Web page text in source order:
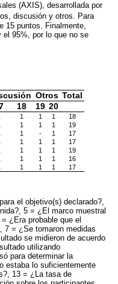
(AXIS), desarrollada por
discusión y otros. Para
15 puntos. Finalmente,
95%, por lo que no se
Otros Total
18 19 20
1 1 1
18
1 1 1
19
1 - 1
17
1 1 1
17
1 1 1
19
1 1 1
16
1 1 1 17
el objetivo(s) declarado?,
5 = ¿El marco muestral
¿Era probable que el
7 = ¿Se tomaron medidas
se midieron de acuerdo
utilizando
para determinar la
estaba lo suficientemente
13 = ¿La tasa de